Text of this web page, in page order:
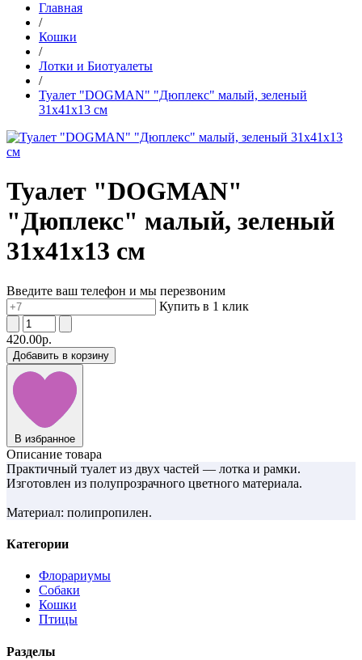
Главная
/
Кошки
/
Лотки и Биотуалеты
/
Туалет "DOGMAN" "Дюплекс" малый, зеленый
31х41х13 см
Туалет "DOGMAN"
"Дюплекс" малый, зеленый
31х41х13 см
Введите ваш телефон и мы перезвоним
Купить в 1 клик
420.00р.
Добавить в корзину
В избранное
Описание товара
Практичный туалет из двух частей — лотка и рамки.
Изготовлен из полупрозрачного цветного материала.
Материал: полипропилен.
Категории
Флорариумы
Собаки
Кошки
Птицы
Разделы